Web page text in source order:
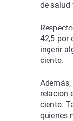
de salud
42,5 por
ingerir
ciento.
relación
ciento.
quienes